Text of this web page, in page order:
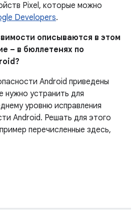
Pixel, которые можно
Developers.
описываются в этом
– в бюллетенях по
Android приведены
нужно устранить для
уровню исправления
Android. Решать для этого
перечисленные здесь,